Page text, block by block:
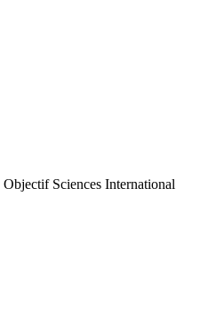
Sciences International